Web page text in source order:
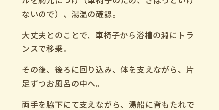
ないので）、湯温の確認。
大丈夫とのことで、車椅子から浴槽の淵にトラ
ンスで移乗。
その後、後ろに回り込み、体を支えながら、片
足ずつお風呂の中へ。
両手を脇下にて支えながら、湯船に背もたれで